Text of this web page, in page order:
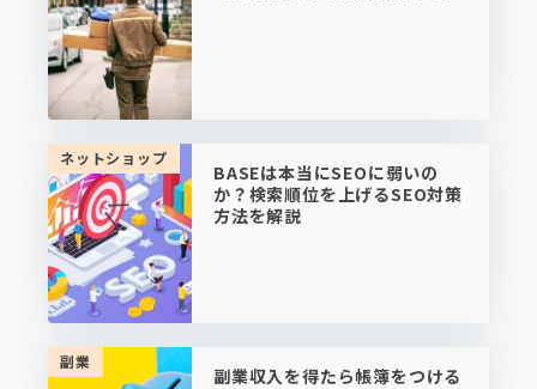
ネットショップ
BASEは本当にSEOに弱いの
か？検索順位を上げるSEO対策
方法を解説
副業
副業収入を得たら帳簿をつける